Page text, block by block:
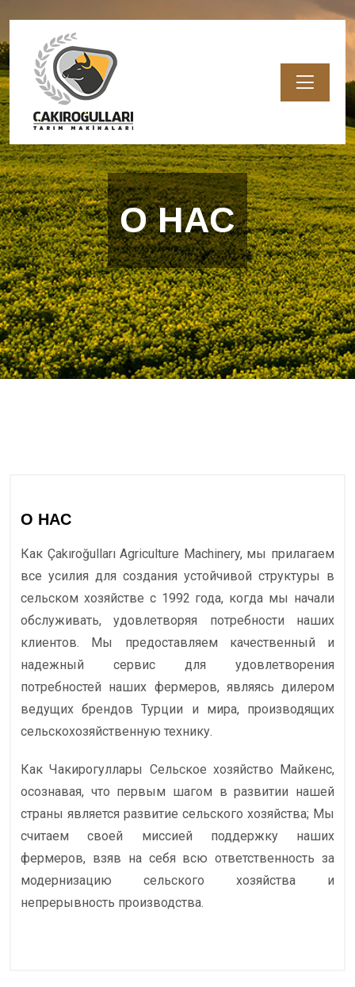
ГЛАВНАЯ СТРАНИЦА
О НАС
О НАС
Как Çakıroğulları Agriculture Machinery, мы прилагаем
все усилия для создания устойчивой структуры в
сельском хозяйстве с 1992 года, когда мы начали
обслуживать, удовлетворяя потребности наших
клиентов. Мы предоставляем качественный и
надежный сервис для удовлетворения
потребностей наших фермеров, являясь дилером
ведущих брендов Турции и мира, производящих
сельскохозяйственную технику.
Как Чакирогуллары Сельское хозяйство Майкенс,
осознавая, что первым шагом в развитии нашей
страны является развитие сельского хозяйства; Мы
считаем своей миссией поддержку наших
фермеров, взяв на себя всю ответственность за
модернизацию сельского хозяйства и
непрерывность производства.